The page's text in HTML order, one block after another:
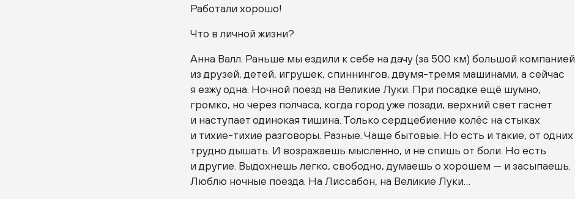
Работали хорошо!
Что в личной жизни?
Анна Валл. Раньше мы ездили к себе на дачу (за 500 км) большой компанией
из друзей, детей, игрушек, спиннингов,двумя-тремя машинами, а сейчас
я езжу одна. Ночной поезд на Великие Луки. При посадке ещё шумно,
громко, но через полчаса, когда город уже позади, верхний свет гаснет
и наступает одинокая тишина. Только сердцебиение колёс на стыках
и тихие-тихие разговоры. Разные. Чаще бытовые. Но есть и такие, от одних
трудно дышать. И возражаешь мысленно, и не спишь от боли. Но есть
и другие. Выдохнешь легко, свободно, думаешь о хорошем — и засыпаешь.
Люблю ночные поезда. На Лиссабон, на Великие Луки…